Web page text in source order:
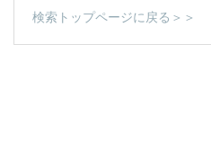
検索トップページに戻る＞＞